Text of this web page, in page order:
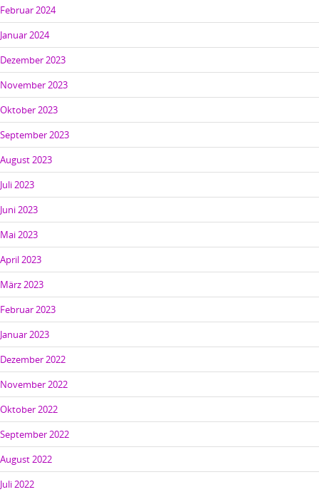
Februar 2024
Januar 2024
Dezember 2023
November 2023
Oktober 2023
September 2023
August 2023
Juli 2023
Juni 2023
Mai 2023
April 2023
März 2023
Februar 2023
Januar 2023
Dezember 2022
November 2022
Oktober 2022
September 2022
August 2022
Juli 2022